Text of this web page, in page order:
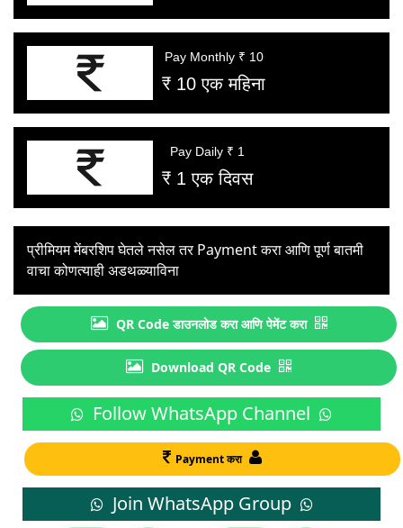
Pay Monthly ₹ 10
₹ 10 एक महिना
Pay Daily ₹ 1
₹ 1 एक दिवस
प्रीमियम मेंबरशिप घेतले नसेल तर Payment करा आणि पूर्ण बातमी
वाचा कोणत्याही अडथळ्याविना
QR Code डाउनलोड करा आणि पेमेंट करा
Download QR Code
Follow WhatsApp Channel
Payment करा
Join WhatsApp Group